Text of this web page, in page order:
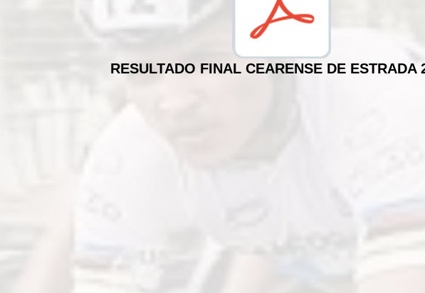
RESULTADO FINAL CEARENSE DE ESTRADA